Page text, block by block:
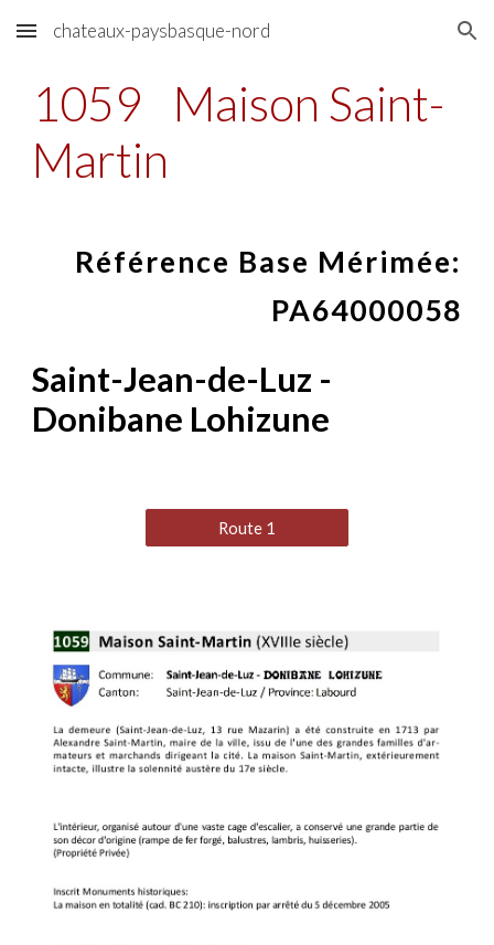
Skip to main content Skip to navigation
chateaux-paysbasque-nord
1059
Maison Saint-
Martin
Référence Base Mérimée:
PA64000058
Saint-Jean-de-Luz -
Donibane Lohizune
Route 1